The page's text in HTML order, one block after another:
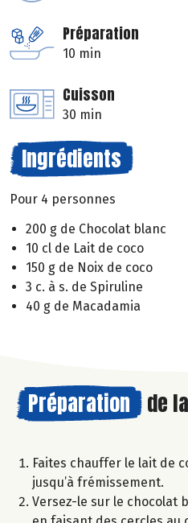
Préparation
10 min
Cuisson
30 min
Ingrédients
Pour 4 personnes
200 g de Chocolat blanc
10 cl de Lait de coco
150 g de Noix de coco
3 c. à s. de Spiruline
40 g de Macadamia
Préparation de la
Faites chauffer le lait de
jusqu’à frémissement.
Versez-le sur le chocolat